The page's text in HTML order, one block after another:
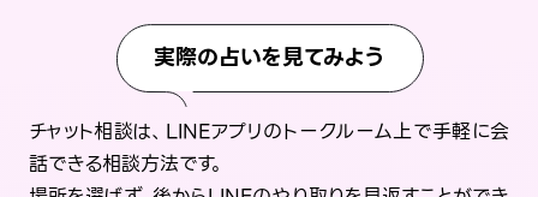
実際の占いを見てみよう
チャット相談は、LINEアプリのトークルーム上で手軽に会
話できる相談方法です。